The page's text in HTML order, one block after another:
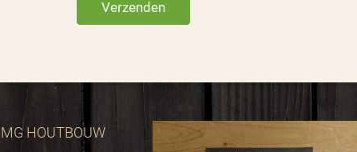
Verzenden
MG HOUTBOUW